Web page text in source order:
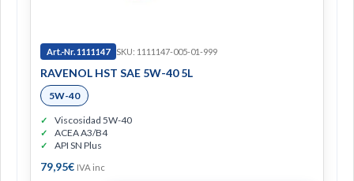
Art.-Nr. 1111147 SKU: 1111147-005-01-999
RAVENOL HST SAE 5W-40 5L
5W-40
Viscosidad 5W-40
ACEA A3/B4
API SN Plus
79,95€ IVA inc